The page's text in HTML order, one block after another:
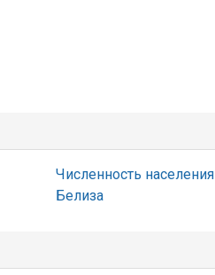
Численность населения
Белиза